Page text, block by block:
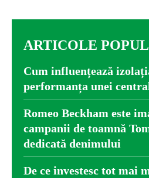
ARTICOLE
Cum influențează
performanța unei
Romeo Beckham este
campanii de toamnă
dedicată denimului
De ce investesc tot mai